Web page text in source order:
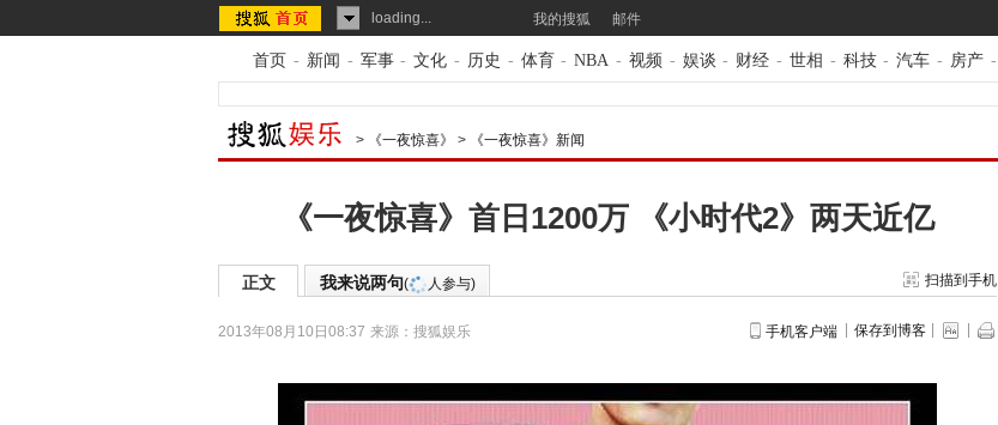
loading... 我的搜狐 邮件
首页 - 新闻 - 军事 - 文化 - 历史 - 体育 - NBA - 视频 - 娱谈 - 财经 - 世相 - 科技 - 汽车 - 房产 -
> 《一夜惊喜》 > 《一夜惊喜》新闻
《一夜惊喜》首日1200万 《小时代2》两天近亿
正文 我来说两句( 人参与) 扫描到手机
2013年08月10日08:37 来源： 搜狐娱乐 手机客户端 保存到博客